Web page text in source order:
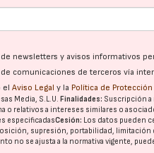
newsletters y avisos informativos
comunicaciones de terceros vía
elAviso Legal y la Política de
Media, S.L.U. Finalidades: Suscripción a
o relativos a intereses similares o
especificadasCesión: Los datos pueden
supresión, portabilidad, limitación
no se ajusta a la normativa vigente,